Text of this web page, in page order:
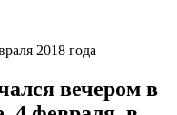
2018 года
вечером в